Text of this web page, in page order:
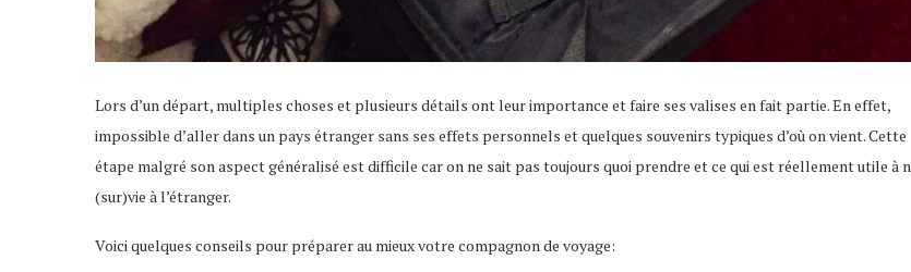
Lors d’un départ, multiples choses et plusieurs détails ont leur importance et faire ses valises en fait partie. En effet,
impossible d’aller dans un pays étranger sans ses effets personnels et quelques souvenirs typiques d’où on vient. Cette
étape malgré son aspect généralisé est difficile car on ne sait pas toujours quoi prendre et ce qui est réellement utile à
(sur)vie à l’étranger.
Voici quelques conseils pour préparer au mieux votre compagnon de voyage: